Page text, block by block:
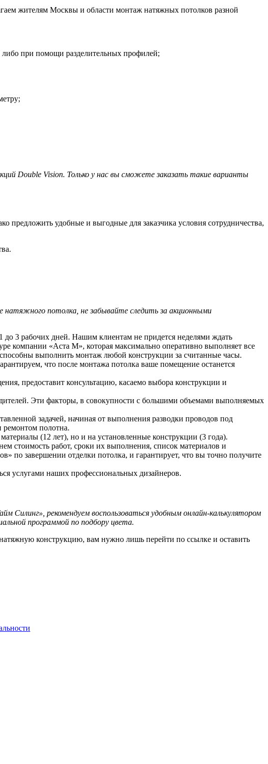
жителям Москвы и области монтаж натяжных потолков разной
либо при помощи разделительных профилей;
Double Vision. Только у нас вы сможете заказать такие варианты
предложить удобные и выгодные для заказчика условия сотрудничества,
натяжного потолка, не забывайте следить за акционными
3 рабочих дней. Нашим клиентам не придется неделями ждать
компании «Аста М», которая максимально оперативно выполняет все
выполнить монтаж любой конструкции за считанные часы.
что после монтажа потолка ваше помещение останется
предоставит консультацию, касаемо выбора конструкции и
Эти факторы, в совокупности с большими объемами выполняемых
задачей, начиная от выполнения разводки проводов под
ремонтом полотна.
(12 лет), но и на установленные конструкции (3 года).
стоимость работ, сроки их выполнения, список материалов и
по завершении отделки потолка, и гарантирует, что вы точно получите
услугами наших профессиональных дизайнеров.
рекомендуем воспользоваться удобным онлайн-калькулятором
программой по подбору цвета.
конструкцию, вам нужно лишь перейти по ссылке и оставить